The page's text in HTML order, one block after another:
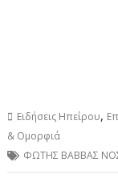
Ειδήσεις Ηπείρου,
& Ομορφιά
ΦΩΤΗΣ ΒΑΒΒΑΣ